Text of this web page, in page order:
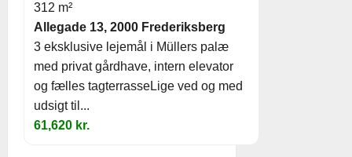
312 m²
Allegade 13, 2000 Frederiksberg
3 eksklusive lejemål i Müllers palæ
med privat gårdhave, intern elevator
og fælles tagterrasseLige ved og med
udsigt til...
61,620 kr.